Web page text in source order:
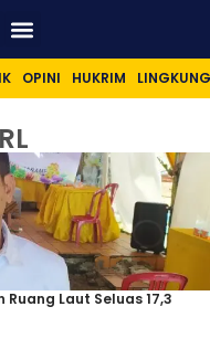
OPINI HUKRIM
Laut Seluas 17,3